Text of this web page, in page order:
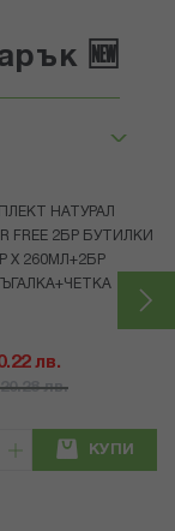
🆕
НАТУРАЛ
FREE 2БР БУТИЛКИ
Х 260МЛ+2БР
лв.
лв.
КУПИ